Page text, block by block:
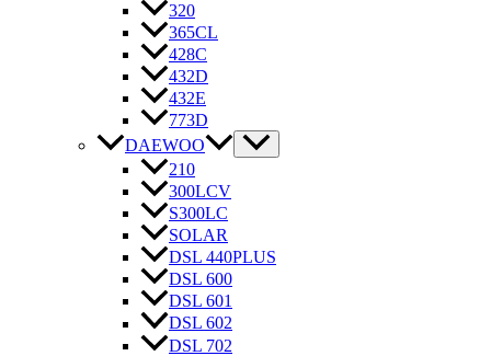
320
365CL
428C
432D
432E
773D
DAEWOO
210
300LCV
S300LC
SOLAR
DSL 440PLUS
DSL 600
DSL 601
DSL 602
DSL 702